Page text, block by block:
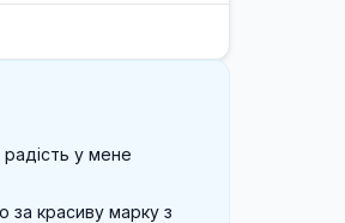
у мене
за красиву марку з